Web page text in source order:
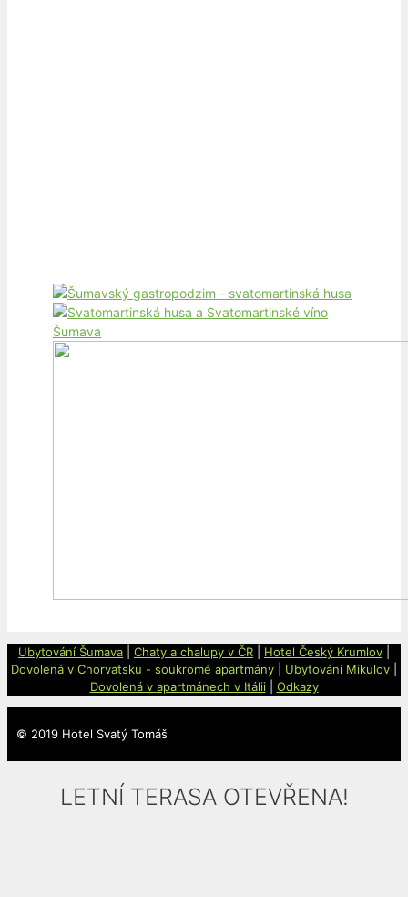
Ubytování Šumava Chaty a chalupy v ČR Hotel Český Krumlov
Dovolená v Chorvatsku - soukromé apartmány
Ubytování Mikulov
Dovolená v apartmánech v Itálii| Odkazy
© 2019 Hotel Svatý Tomáš
LETNÍ TERASA OTEVŘENA!